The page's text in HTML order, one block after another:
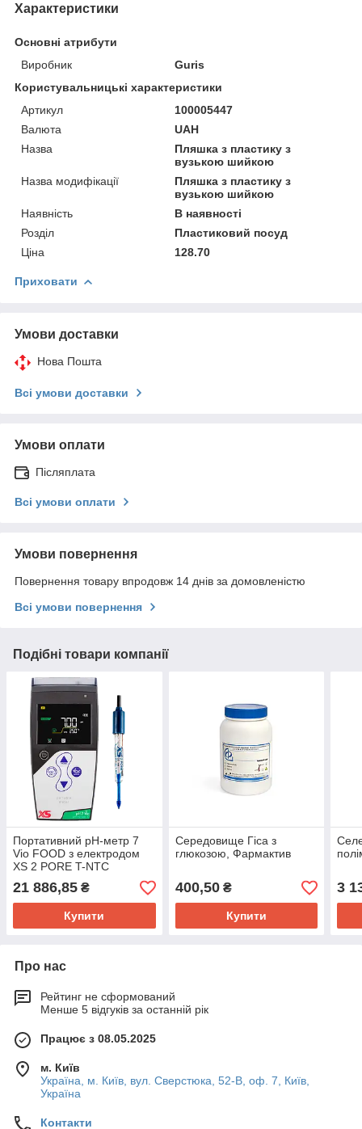
Характеристики
Основні атрибути
Виробник
Guris
Користувальницькі характеристики
Артикул
100005447
Валюта
UAH
Назва
Пляшка з пластику з
вузькою шийкою
Назва модифікації
Пляшка з пластику з
вузькою шийкою
Наявність
В наявності
Розділ
Пластиковий посуд
Ціна
128.70
Приховати
Умови доставки
Нова Пошта
Всі умови доставки
Умови оплати
Післяплата
Всі умови оплати
Умови повернення
Повернення товару впродовж 14 днів за домовленістю
Всі умови повернення
Подібні товари компанії
Портативний pH-метр 7
Vio FOOD з електродом
XS 2 PORE T-NTC
21 886,85 ₴
Купити
Середовище Гіса з
глюкозою, Фармактив
400,50₴
Купити
3
Про нас
Рейтинг не сформований
Менше 5 відгуків за останній рік
Працює з 08.05.2025
м. Київ
Україна, м. Київ, вул. Сверстюка, 52-В, оф. 7, Київ,
Україна
Контакти